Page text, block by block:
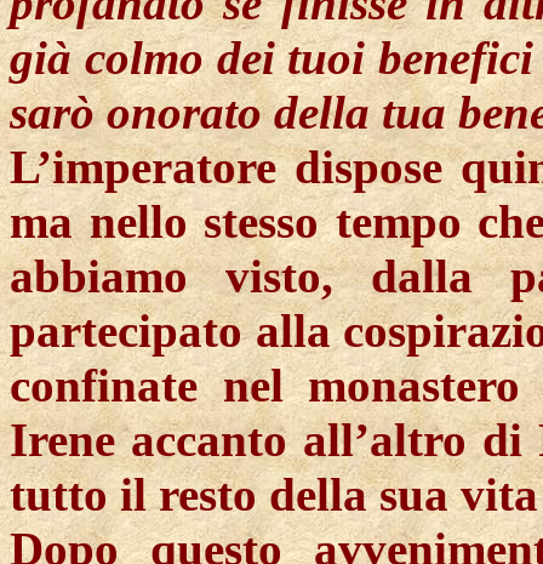
già colmo dei tuoi
sarò onorato della tua
L’imperatore dispose
ma nello stesso tempo
abbiamo visto, dalla
partecipato alla
confinate nel
Irene accanto all’altro di
tutto il resto della sua vita
Dopo questo